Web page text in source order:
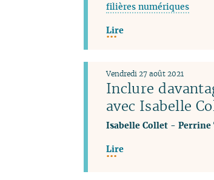
filières numériques
Lire
Inclure
avec Isabelle
Vendredi 27 août 2021
Isabelle Collet- Perrine
Lire